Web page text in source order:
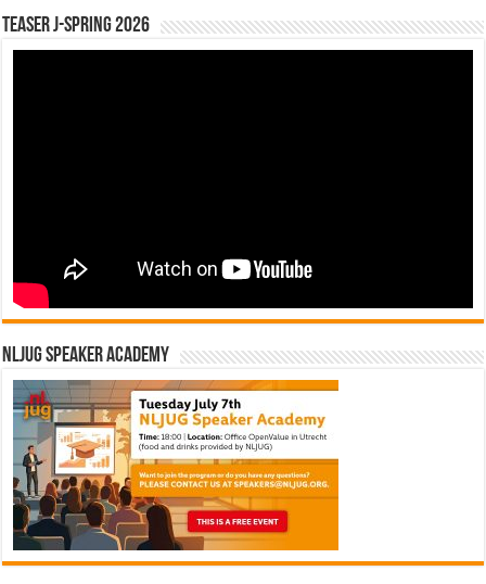
Teaser J-Spring 2026
NLJUG Speaker Academy